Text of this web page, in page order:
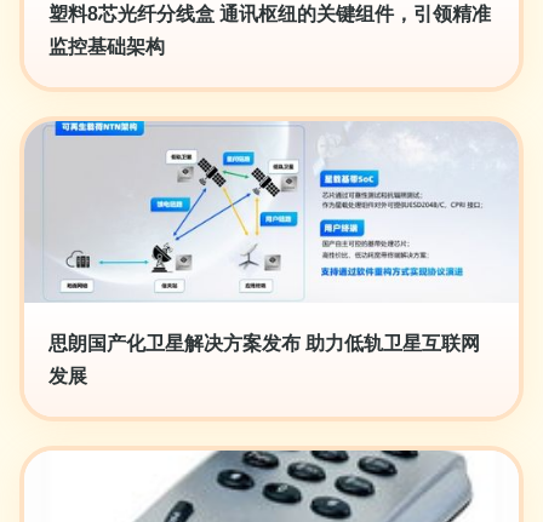
塑料8芯光纤分线盒 通讯枢纽的关键组件，引领精准
监控基础架构
思朗国产化卫星解决方案发布 助力低轨卫星互联网
发展